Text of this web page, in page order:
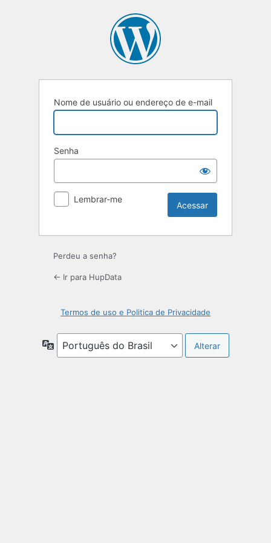
Nome de usuário ou endereço de e-mail
Senha
Lembrar-me
Perdeu a senha?
← Ir para HupData
Termos de uso e Politica de Privacidade
Idioma